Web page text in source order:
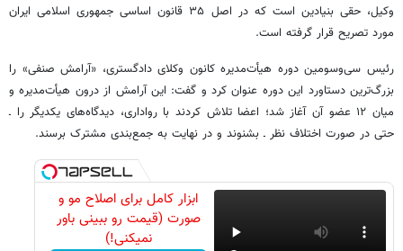
وکیل، حقی بنیادین است که در اصل ۳۵ قانون اساسی جمهوری اسلامی ایران
مورد تصریح قرار گرفته است.
رئیس سی‌وسومین دوره هیأت‌مدیره کانون وکلای دادگستری، «آرامش صنفی» را
بزرگ‌ترین دستاورد این دوره عنوان کرد و گفت: این آرامش از درون هیأت‌مدیره و
میان ۱۲ عضو آن آغاز شد؛ اعضا تلاش کردند با رواداری، دیدگاه‌های یکدیگر را ـ
حتی در صورت اختلاف نظر ـ بشنوند و در نهایت به جمع‌بندی مشترک برسند.
ابزار کامل برای اصلاح مو و
صورت (قیمت رو ببینی باور
نمیکنی!)